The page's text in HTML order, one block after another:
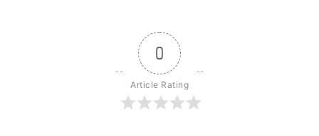
0
Article Rating